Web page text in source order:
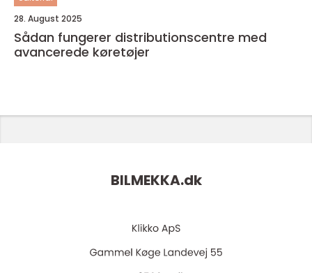
28. August 2025
Sådan fungerer distributionscentre med
avancerede køretøjer
BILMEKKA.dk